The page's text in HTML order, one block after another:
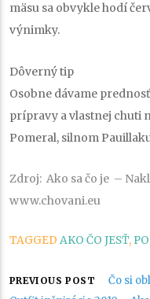
mäsu sa obvykle hodí
výnimky.
Dôverný tip
Osobne dávame
prípravy a vlastnej chuti
Pomeral, silnom
Zdroj: Ako sa čo je –
www.chovani.eu
TAGGED AKO ČO JESŤ,
PREVIOUS POST
Čo si